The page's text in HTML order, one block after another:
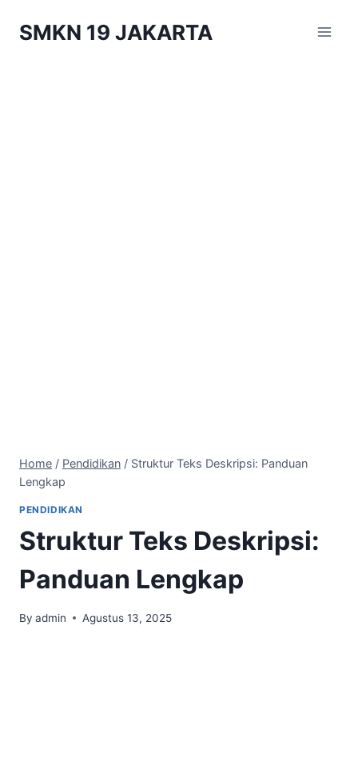
SMKN 19 JAKARTA
Home / Pendidikan / Struktur Teks Deskripsi: Panduan
Lengkap
PENDIDIKAN
Struktur Teks Deskripsi:
Panduan Lengkap
By admin Agustus 13, 2025